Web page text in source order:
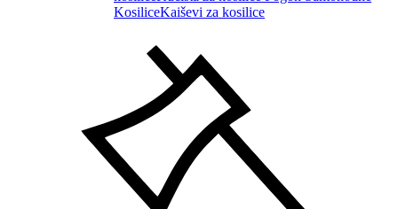
KosiliceKaiševi za kosilice